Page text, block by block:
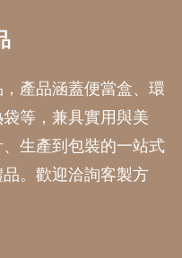
產品涵蓋便當盒、環
等，兼具實用與美
生產到包裝的一站式
。歡迎洽詢客製方